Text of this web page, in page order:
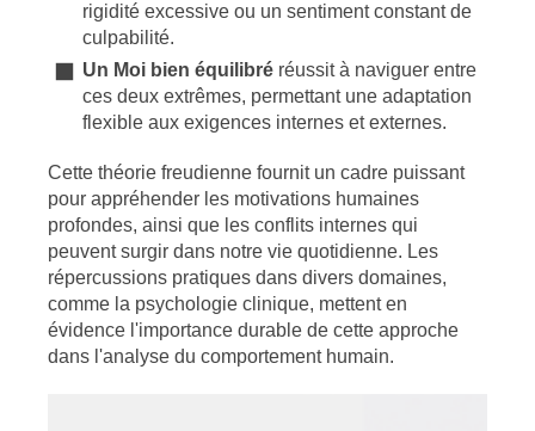
rigidité excessive ou un sentiment constant de
culpabilité.
Un Moi bien équilibréréussit à naviguer entre
ces deux extrêmes, permettant une adaptation
flexible aux exigences internes et externes.
Cette théorie freudienne fournit un cadre puissant
pour appréhender les motivations humaines
profondes, ainsi que les conflits internes qui
peuvent surgir dans notre vie quotidienne. Les
répercussions pratiques dans divers domaines,
comme la psychologie clinique, mettent en
évidence l'importance durable de cette approche
dans l'analyse du comportement humain.